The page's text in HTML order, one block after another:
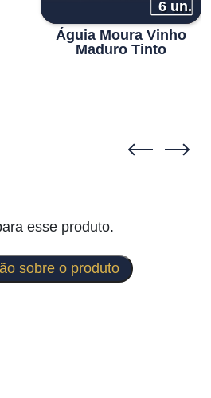
6 un.
Águia Moura Vinho
Maduro Tinto
esse produto.
sobre o produto